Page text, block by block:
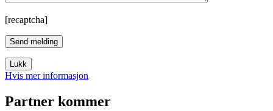
[recaptcha]
Lukk
Hvis mer informasjon
Partner kommer